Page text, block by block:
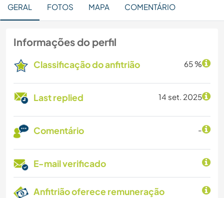
GERAL FOTOS MAPA COMENTÁRIO
Informações do perfil
Classificação do anfitrião 65 %
Last replied 14 set. 2025
Comentário -
E-mail verificado
Anfitrião oferece remuneração